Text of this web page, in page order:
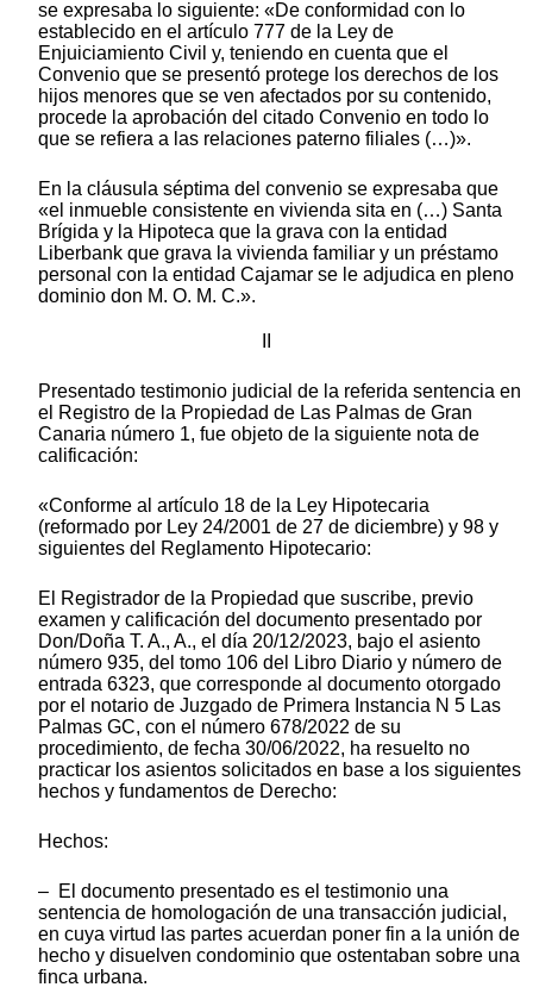
se expresaba lo siguiente: «De conformidad con lo
establecido en el artículo 777 de la Ley de
Enjuiciamiento Civil y, teniendo en cuenta que el
Convenio que se presentó protege los derechos de los
hijos menores que se ven afectados por su contenido,
procede la aprobación del citado Convenio en todo lo
que se refiera a las relaciones paterno filiales (…)».
En la cláusula séptima del convenio se expresaba que
«el inmueble consistente en vivienda sita en (…) Santa
Brígida y la Hipoteca que la grava con la entidad
Liberbank que grava la vivienda familiar y un préstamo
personal con la entidad Cajamar se le adjudica en pleno
dominio don M. O. M. C.».
Presentado testimonio judicial de la referida sentencia en
el Registro de la Propiedad de Las Palmas de Gran
Canaria número 1, fue objeto de la siguiente nota de
calificación:
«Conforme al artículo 18 de la Ley Hipotecaria
(reformado por Ley 24/2001 de 27 de diciembre) y 98 y
siguientes del Reglamento Hipotecario:
El Registrador de la Propiedad que suscribe, previo
examen y calificación del documento presentado por
Don/Doña T. A., A., el día 20/12/2023, bajo el asiento
número 935, del tomo 106 del Libro Diario y número de
entrada 6323, que corresponde al documento otorgado
por el notario de Juzgado de Primera Instancia N 5 Las
Palmas GC, con el número 678/2022 de su
procedimiento, de fecha 30/06/2022, ha resuelto no
practicar los asientos solicitados en base a los siguientes
hechos y fundamentos de Derecho:
Hechos:
– El documento presentado es el testimonio una
sentencia de homologación de una transacción judicial,
en cuya virtud las partes acuerdan poner fin a la unión de
hecho y disuelven condominio que ostentaban sobre una
finca urbana.